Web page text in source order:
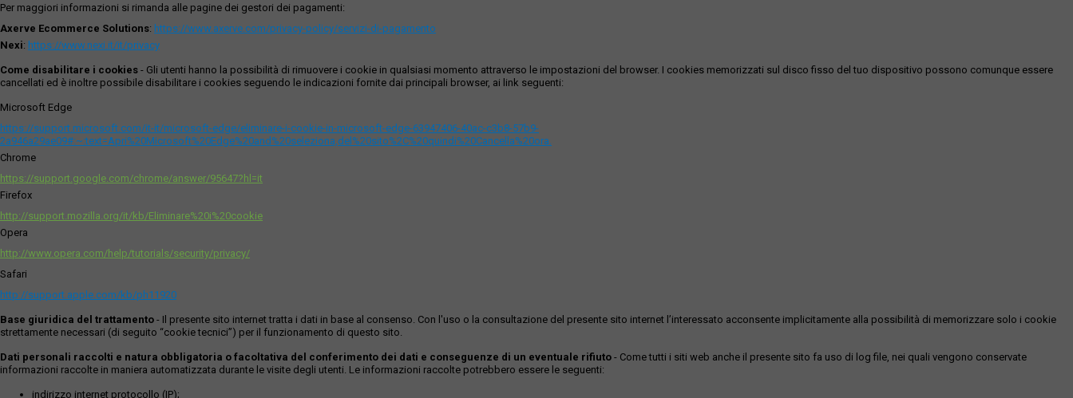
Per maggiori informazioni si rimanda alle pagine dei gestori dei pagamenti:
Axerve Ecommerce Solutions: https://www.axerve.com/privacy-policy/servizi-di-pagamento
Nexi: https://www.nexi.it/it/privacy
Come disabilitare i cookies - Gli utenti hanno la possibilità di rimuovere i cookie in qualsiasi momento attraverso le impostazioni del browser. I cookies memorizzati sul disco fisso del tuo dispositivo possono comunque essere
cancellati ed è inoltre possibile disabilitare i cookies seguendo le indicazioni fornite dai principali browser, ai link seguenti:
Microsoft Edge
https://support.microsoft.com/it-it/microsoft-edge/eliminare-i-cookie-in-microsoft-edge-63947406-40ac-c3b8-57b9-
2a946a29ae09#:~:text=Apri%20Microsoft%20Edge%20and%20seleziona,del%20sito%2C%20quindi%20Cancella%20ora.
Chrome
https://support.google.com/chrome/answer/95647?hl=it
Firefox
http://support.mozilla.org/it/kb/Eliminare%20i%20cookie
Opera
http://www.opera.com/help/tutorials/security/privacy/
Safari
http://support.apple.com/kb/ph11920
Base giuridica del trattamento - Il presente sito internet tratta i dati in base al consenso. Con l'uso o la consultazione del presente sito internet l’interessato acconsente implicitamente alla possibilità di memorizzare solo i cookie
strettamente necessari (di seguito “cookie tecnici”) per il funzionamento di questo sito.
Dati personali raccolti e natura obbligatoria o facoltativa del conferimento dei dati e conseguenze di un eventuale rifiuto - Come tutti i siti web anche il presente sito fa uso di log file, nei quali vengono conservate
informazioni raccolte in maniera automatizzata durante le visite degli utenti. Le informazioni raccolte potrebbero essere le seguenti:
indirizzo internet protocollo (IP);